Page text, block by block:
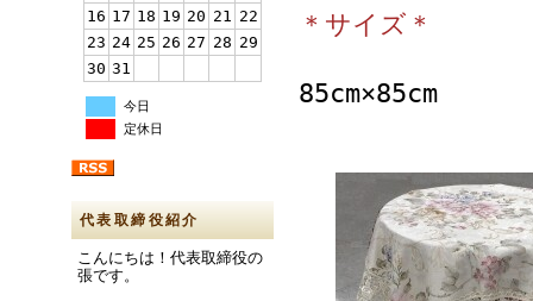
16 17 18 19 20 21 22
23 24 25 26 27 28 29
30 31
今日
定休日
代表取締役紹介
こんにちは！代表取締役の
張です。
＊サイズ＊
85cm×85cm